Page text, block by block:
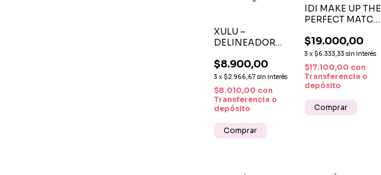
XULU –
DELINEADOR
MARRÓN PARA
OJOS RETRÁCTIL
$8.900,00
3 x $2.966,67 sin interés
$8.010,00 con
Transferencia o
depósito
IDI MAKE UP THE
PERFECT MATCH
MOON GLOW
$19.000,00
3 x $6.333,33 sin interés
$17.100,00 con
Transferencia o
depósito